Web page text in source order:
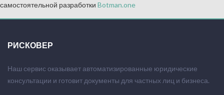
самостоятельной разработки Botman.one
РИСКОВЕР
Наш сервис оказывает автоматизированные юридические
консультации и готовит документы для частных лиц и бизнеса.